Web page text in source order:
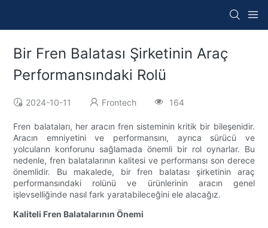
Bir Fren Balatası Şirketinin Araç
Performansındaki Rolü
2024-10-11 Frontech 164
Fren balataları, her aracın fren sisteminin kritik bir bileşenidir.
Aracın emniyetini ve performansını, ayrıca sürücü ve
yolcuların konforunu sağlamada önemli bir rol oynarlar. Bu
nedenle, fren balatalarının kalitesi ve performansı son derece
önemlidir. Bu makalede, bir fren balatası şirketinin araç
performansındaki rolünü ve ürünlerinin aracın genel
işlevselliğinde nasıl fark yaratabileceğini ele alacağız.
Kaliteli Fren Balatalarının Önemi